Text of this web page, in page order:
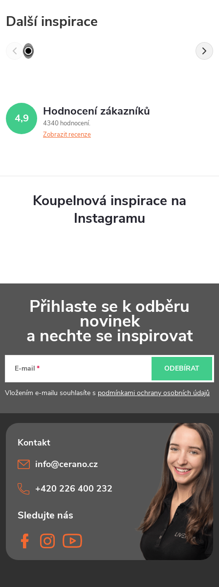
Další inspirace
4,9 Hodnocení zákazníků
4340 hodnocení
Zobrazit recenze
Koupelnová inspirace na
Instagramu
a
Přihlaste se k odběru
novinek
a nechte se inspirovat
E-mail
Vložením e-mailu souhlasíte s podmínkami ochrany osobních údajů
ODEBÍRAT
info@cerano.cz
+420 226 400 232